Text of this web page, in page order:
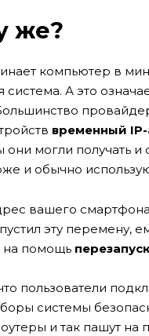
же?
компьютер в
система. А это
временный
они могли получать и
и обычно
вашего
эту перемену,
на помощь
пользователи
системы
и так пашут на